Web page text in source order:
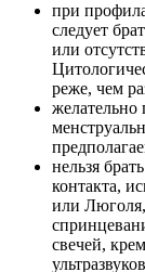
при
следует
или
реже, чем
желательно
нельзя
контакта,
или
свечей,